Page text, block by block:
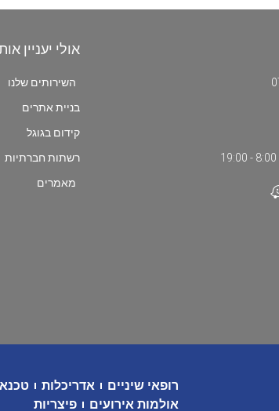
אולי יעניין
השירותים שלנו
בניית אתרים
קידום בגוגל
רשתות חברתיות
מאמרים
רופאי שיניים אדריכלות
אולמות אירועים
פיצריות